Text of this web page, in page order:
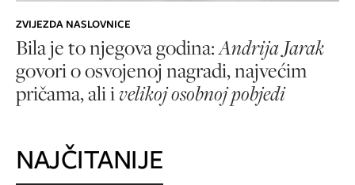
ZVIJEZDA NASLOVNICE
Bila je to njegova godina: Andrija Jarak
govori o osvojenoj nagradi, najvećim
pričama, ali ivelikoj osobnoj pobjedi
NAJČITANIJE